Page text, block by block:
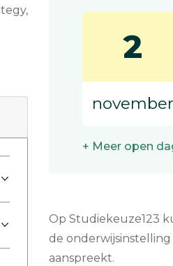
2
november
+ Meer open
Op Studiekeuze123
de
aanspreekt.